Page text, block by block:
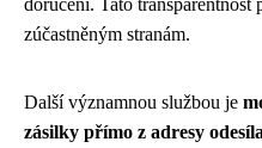
zúčastněným stranám.
Další významnou službou je
zásilky přímo z adresy